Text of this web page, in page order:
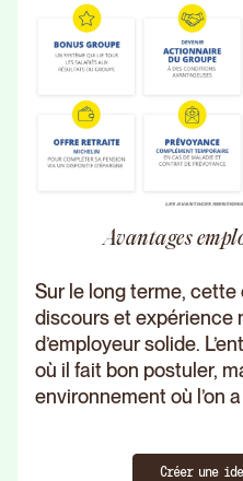
Avantages
Sur le long terme,
discours et expérience
d’employeur solide.
où il fait bon postuler,
environnement où l’on
Créer une